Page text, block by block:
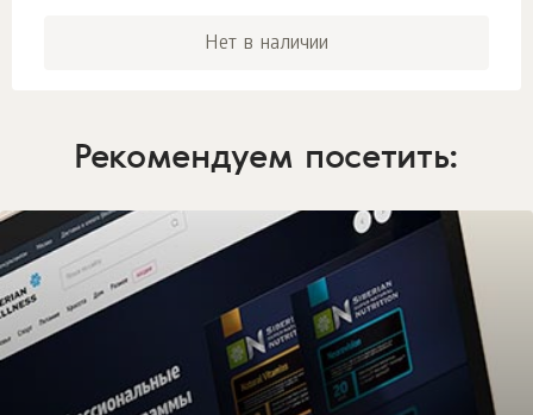
Нет в наличии
Рекомендуем посетить: